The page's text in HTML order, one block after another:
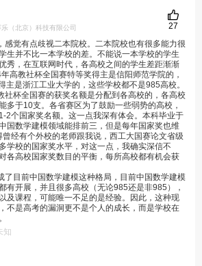
（北京）科技有限公司
感觉有点歧视二本院校。二本院校也有很多能力很
生并不比一本学校的差。不能说一本学校的学生
秀，在互联网时代，各高校之间的学生差距渐渐
高教社杯全国赛特等奖得主是信阳师范学院的，
主是浙江工业大学的，这些学校都不是985高校。
社杯全国赛的获奖名额是分配到各高校的，各高校
多于10支。各省赛区为了鼓励一些弱势的高校，
2个国家奖名额。这一点我深有体会。本科毕业于
国数学建模领域能排前三，但是每年国家奖也维
经有个外校的老师跟我说，西工大国赛论文省级
学校的国家奖水平，对这一点，我确实深信不
各高校国家奖数目的平衡，每所高校都有机会获
了目前中国数学建模这种格局，目前中国数学建模
有开展，并且很多高校（无论985还是非985），
及课程，可能唯一不足的是经验。因此，这种现
不是高考的漏洞更不是个人的成长，而是学校在
知
27